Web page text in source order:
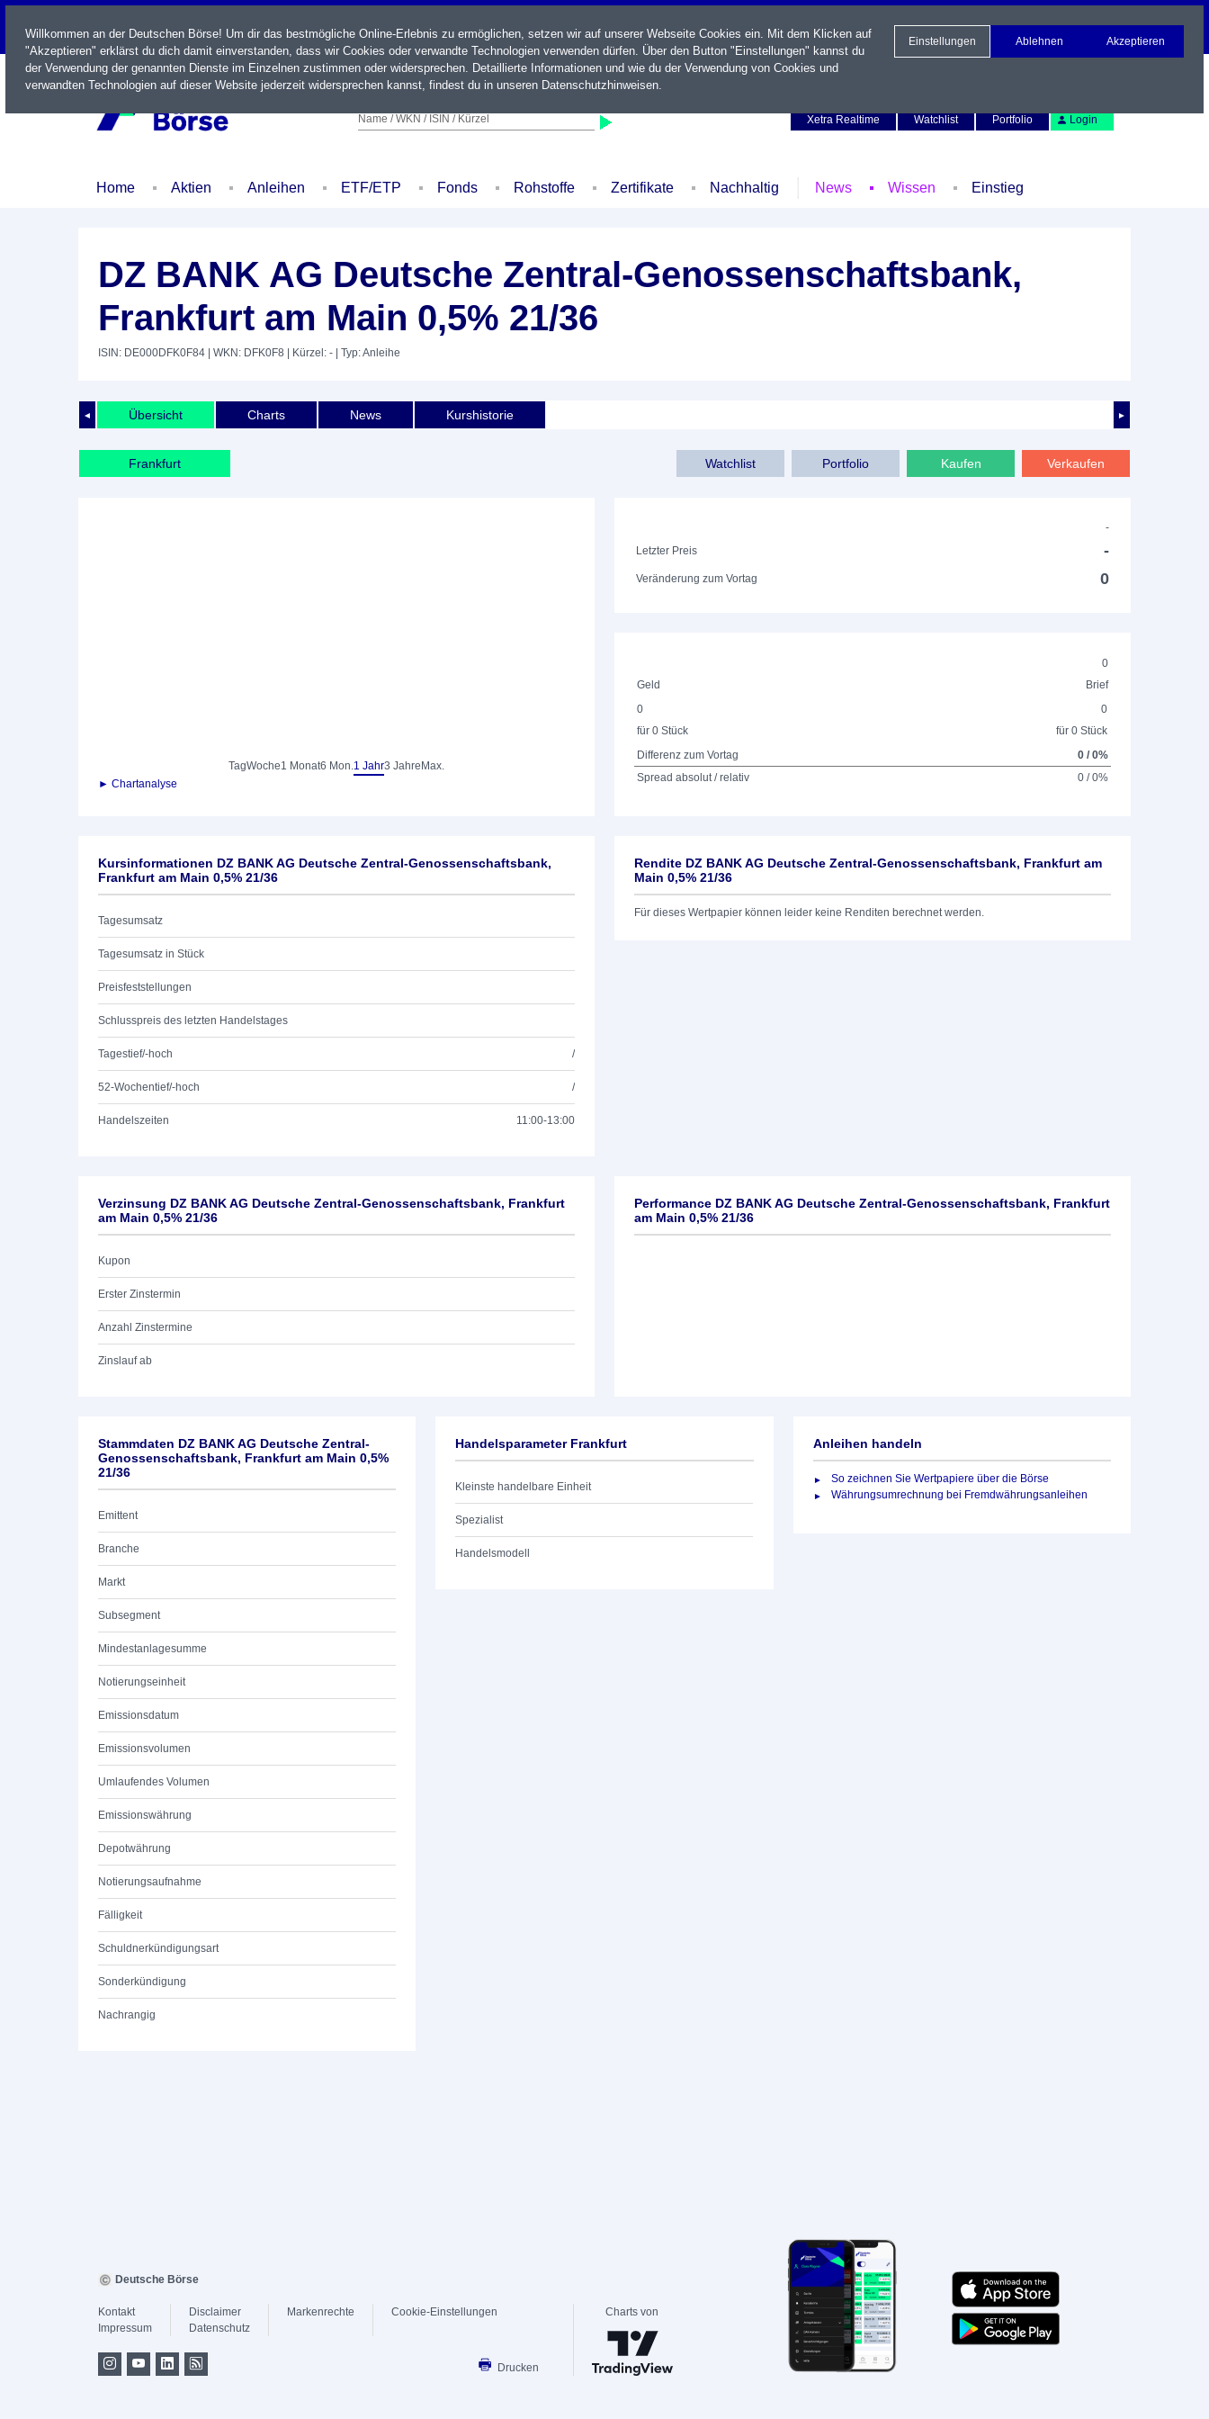
LIVE
Name / WKN / ISIN / Kürzel
Xetra Realtime
Watchlist Portfolio Login
Home Aktien Anleihen ETF/ETP Fonds Rohstoffe Zertifikate Nachhaltig News Wissen Einstieg
DZ BANK AG Deutsche Zentral-Genossenschaftsbank,
Frankfurt am Main 0,5% 21/36
ISIN: DE000DFK0F84 | WKN: DFK0F8 | Kürzel: - | Typ: Anleihe
◄ ►
Übersicht Charts News Kurshistorie
Frankfurt Verkaufen
Kaufen
Portfolio
Watchlist
TagWoche1 Monat6 Mon.1 Jahr3 Jahre Max.
► Chartanalyse
-
Letzter Preis
-
Veränderung zum Vortag 0
0
Geld
Brief
0
für 0 Stück
0
für 0 Stück
Differenz zum Vortag
0 / 0%
Spread absolut / relativ
0 / 0%
Kursinformationen DZ BANK AG Deutsche Zentral-Genossenschaftsbank,
Frankfurt am Main 0,5% 21/36
Tagesumsatz
Tagesumsatz in Stück
Preisfeststellungen
Schlusspreis des letzten Handelstages
Tagestief/-hoch /
52-Wochentief/-hoch /
Handelszeiten 11:00-13:00
Rendite DZ BANK AG Deutsche Zentral-Genossenschaftsbank, Frankfurt am
Main 0,5% 21/36
Für dieses Wertpapier können leider keine Renditen berechnet werden.
Verzinsung DZ BANK AG Deutsche Zentral-Genossenschaftsbank, Frankfurt
am Main 0,5% 21/36
Kupon
Erster Zinstermin
Anzahl Zinstermine
Zinslauf ab
Performance DZ BANK AG Deutsche Zentral-Genossenschaftsbank, Frankfurt
am Main 0,5% 21/36
Stammdaten DZ BANK AG Deutsche Zentral-
Genossenschaftsbank, Frankfurt am Main 0,5%
21/36
Emittent
Branche
Markt
Subsegment
Mindestanlagesumme
Notierungseinheit
Emissionsdatum
Emissionsvolumen
Umlaufendes Volumen
Emissionswährung
Depotwährung
Notierungsaufnahme
Fälligkeit
Schuldnerkündigungsart
Sonderkündigung
Nachrangig
Handelsparameter Frankfurt
Kleinste handelbare Einheit
Spezialist
Handelsmodell
Anleihen handeln
So zeichnen Sie Wertpapiere über die Börse
Währungsumrechnung bei Fremdwährungsanleihen
Willkommen an der Deutschen Börse! Um dir das bestmögliche Online-Erlebnis zu ermöglichen, setzen wir auf unserer Webseite Cookies ein. Mit dem Klicken auf
"Akzeptieren" erklärst du dich damit einverstanden, dass wir Cookies oder verwandte Technologien verwenden dürfen. Über den Button "Einstellungen" kannst du
der Verwendung der genannten Dienste im Einzelnen zustimmen oder widersprechen. Detaillierte Informationen und wie du der Verwendung von Cookies und
verwandten Technologien auf dieser Website jederzeit widersprechen kannst, findest du in unseren Datenschutzhinweisen.
Einstellungen Ablehnen Akzeptieren
Deutsche Börse
Kontakt
Impressum
Disclaimer
Datenschutz
Markenrechte Cookie-Einstellungen
Drucken
Charts von